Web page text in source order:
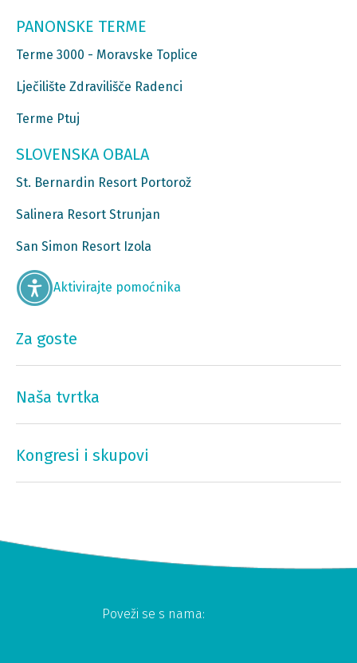
PANONSKE TERME
Terme 3000 - Moravske Toplice
Lječilište Zdravilišče Radenci
Terme Ptuj
SLOVENSKA OBALA
St. Bernardin Resort Portorož
Salinera Resort Strunjan
San Simon Resort Izola
Aktivirajte pomoćnika
Za goste
Naša tvrtka
Kongresi i skupovi
Poveži se s nama: